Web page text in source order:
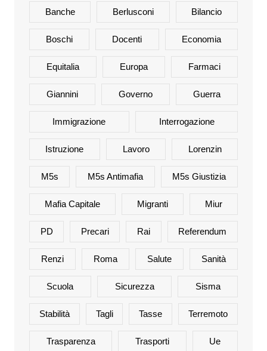
Banche Berlusconi Bilancio
Boschi Docenti Economia
Equitalia Europa Farmaci
Giannini Governo Guerra
Immigrazione Interrogazione
Istruzione Lavoro Lorenzin
M5s M5s Antimafia M5s Giustizia
Mafia Capitale Migranti Miur
PD Precari Rai Referendum
Renzi Roma Salute Sanità
Scuola Sicurezza Sisma
Stabilità Tagli Tasse Terremoto
Trasparenza Trasporti Ue